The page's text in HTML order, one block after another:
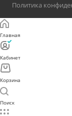
Политика
Главная
Кабинет
Корзина
Поиск